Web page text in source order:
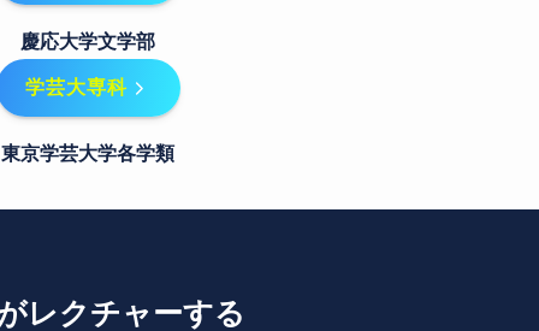
慶応大学文学部
学芸大専科
東京学芸大学各学類
レクチャーする